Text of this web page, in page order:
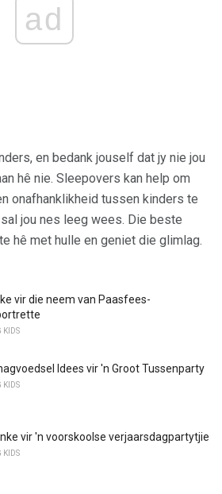
ad
en bedank jouself dat jy nie jou
hê nie. Sleepovers kan help om
onafhanklikheid tussen kinders te
jou nes leeg wees. Die beste
hê met hulle en geniet die glimlag.
vir die neem van Paasfees-
KIDS
Idees vir 'n Groot Tussenparty
KIDS
vir 'n voorskoolse verjaarsdagpartytjie
KIDS